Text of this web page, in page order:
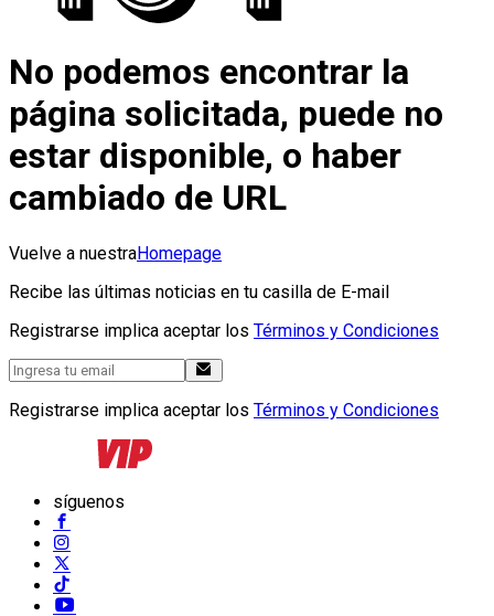
No podemos encontrar la
página solicitada, puede no
estar disponible, o haber
cambiado de URL
Vuelve a nuestraHomepage
Recibe las últimas noticias en tu casilla de E-mail
Registrarse implica aceptar los Términos y Condiciones
Registrarse implica aceptar los Términos y Condiciones
síguenos